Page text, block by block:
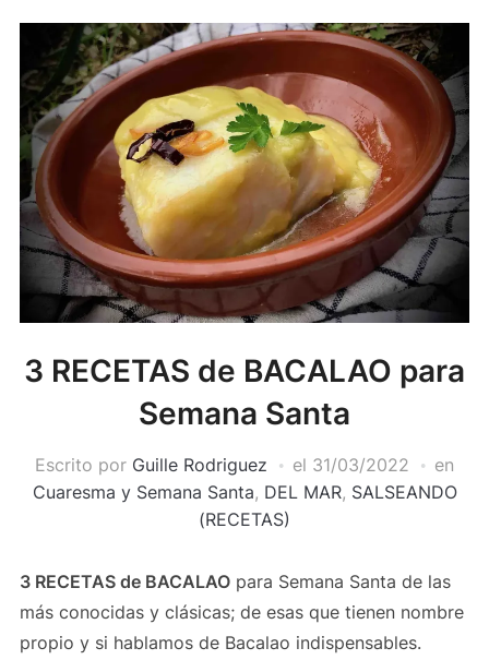
3 RECETAS de BACALAO para
Semana Santa
Escrito por Guille Rodriguez el 31/03/2022
en
Cuaresma y Semana Santa, DEL MAR, SALSEANDO
(RECETAS)
3 RECETAS de BACALAOpara Semana Santa de las
más conocidas y clásicas; de esas que tienen nombre
propio y si hablamos de Bacalao indispensables.